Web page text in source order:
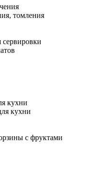
томления
кухни
кухни
с фруктами